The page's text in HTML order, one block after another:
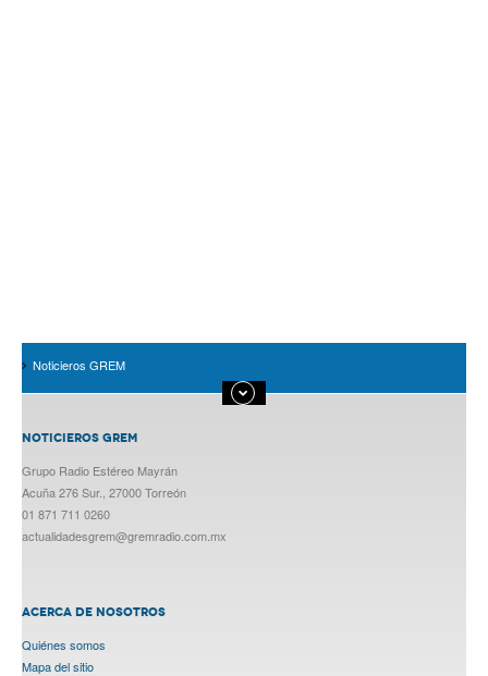
Noticieros GREM
NOTICIEROS GREM
Grupo Radio Estéreo Mayrán
Acuña 276 Sur., 27000 Torreón
01 871 711 0260
actualidadesgrem@gremradio.com.mx
ACERCA DE NOSOTROS
Quiénes somos
Mapa del sitio